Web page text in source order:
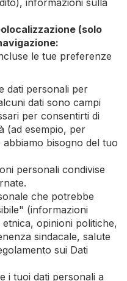
informazioni sulla
(solo
le tue preferenze
dati personali per
dati sono campi
per consentirti di
(ad esempio, per
bisogno del tuo
personali condivise
che potrebbe
(informazioni
opinioni politiche,
sindacale, salute
sui Dati
i tuoi dati personali a